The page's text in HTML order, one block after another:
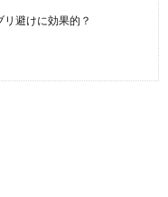
避けに効果的？